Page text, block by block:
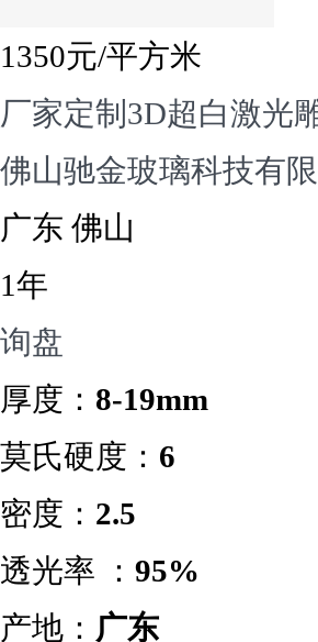
1350元/平方米
厂家定制3D超白激光
佛山驰金玻璃科技有
广东 佛山
1年
询盘
厚度： 8-19mm
莫氏硬度： 6
密度： 2.5
透光率 ： 95%
产地： 广东